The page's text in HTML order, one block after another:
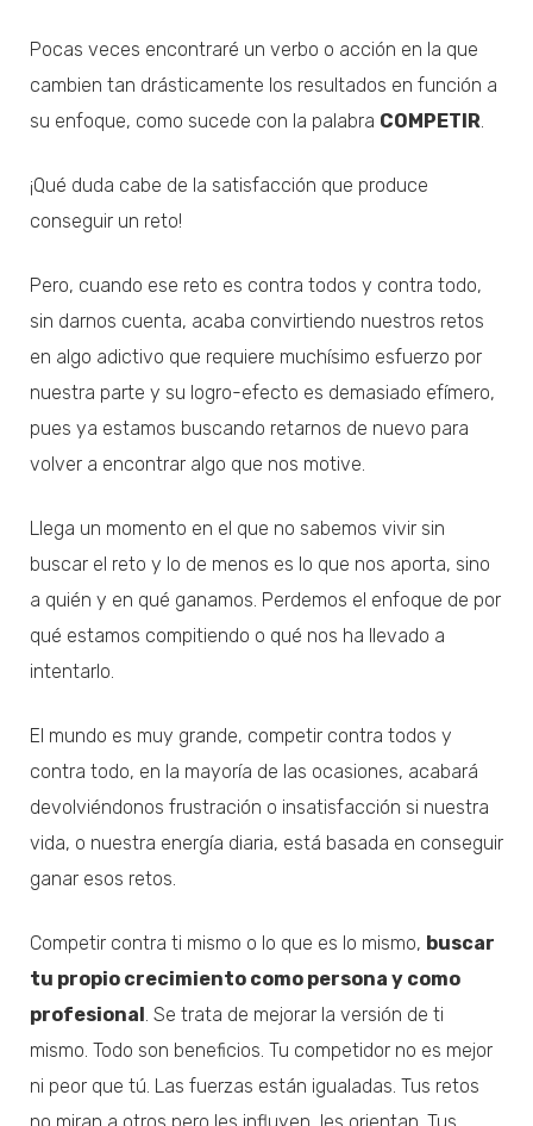
Pocas veces encontraré un verbo o acción en la que
cambien tan drásticamente los resultados en función a
su enfoque, como sucede con la palabra COMPETIR.
¡Qué duda cabe de la satisfacción que produce
conseguir un reto!
Pero, cuando ese reto es contra todos y contra todo,
sin darnos cuenta, acaba convirtiendo nuestros retos
en algo adictivo que requiere muchísimo esfuerzo por
nuestra parte y su logro-efecto es demasiado efímero,
pues ya estamos buscando retarnos de nuevo para
volver a encontrar algo que nos motive.
Llega un momento en el que no sabemos vivir sin
buscar el reto y lo de menos es lo que nos aporta, sino
a quién y en qué ganamos. Perdemos el enfoque de por
qué estamos compitiendo o qué nos ha llevado a
intentarlo.
El mundo es muy grande, competir contra todos y
contra todo, en la mayoría de las ocasiones, acabará
devolviéndonos frustración o insatisfacción si nuestra
vida, o nuestra energía diaria, está basada en conseguir
ganar esos retos.
Competir contra ti mismo o lo que es lo mismo, buscar
tu propio crecimiento como persona y como
profesional. Se trata de mejorar la versión de ti
mismo. Todo son beneficios. Tu competidor no es mejor
ni peor que tú. Las fuerzas están igualadas. Tus retos